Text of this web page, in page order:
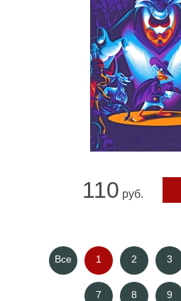
110 руб.
Все 1 2 3
7 8 9